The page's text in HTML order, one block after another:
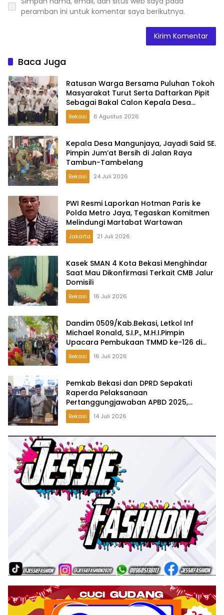
peramban ini untuk komentar saya berikutnya.
Baca Juga
Ratusan Warga Bersama Puluhan Tokoh
Masyarakat Turut Serta Daftarkan Pipit
Sebagai Bakal Calon Kepala Desa
Lambangsari
Bekasi 6 Agustus 2026
Kepala Desa Mangunjaya, Jayadi Said SE.
Pimpin Jum’at Bersih di Jalan Raya
Tambun-Tambelang
Bekasi 24 Juli 2026
PWI Resmi Laporkan Hotman Paris ke
Polda Metro Jaya, Tegaskan Komitmen
Melindungi Martabat Wartawan
Jakarta 21 Juli 2026
Kasek SMAN 4 Kota Bekasi Menghindar
Saat Mau Dikonfirmasi Terkait CMB Jalur
Domisili
Bekasi 16 Juli 2026
Dandim 0509/Kab.Bekasi, Letkol Inf
Michael Ronald, S.I.P., M.H.I.Pimpin
Upacara Pembukaan TMMD ke-126 di
Desa Wibawamulya
Bekasi 16 Juli 2026
Pemkab Bekasi dan DPRD Sepakati
Raperda Pelaksanaan
Pertanggungjawaban APBD 2025,
Perkuat Akuntabilitas Tata Kelola
Keuangan Daerah
Bekasi 14 Juli 2026